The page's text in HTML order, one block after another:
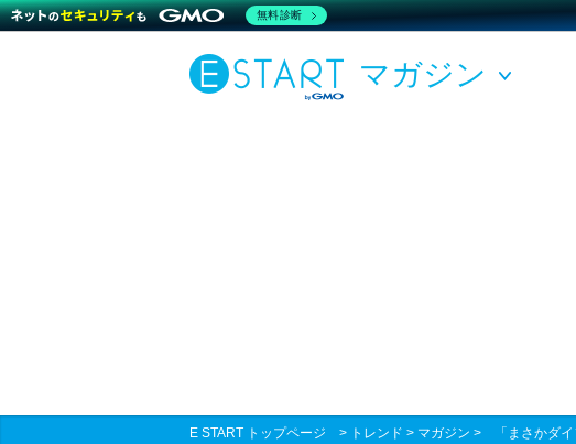
マガジン
E START トップページ > トレンド > マガジン > 「まさかダ
無料診断